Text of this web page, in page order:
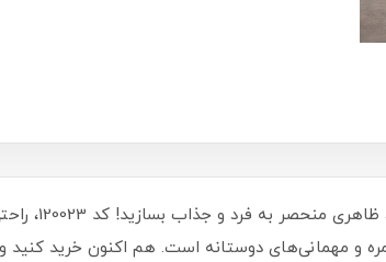
به سبک خود
و مهمانی‌های دوستانه است. هم اکنون خرید کنید